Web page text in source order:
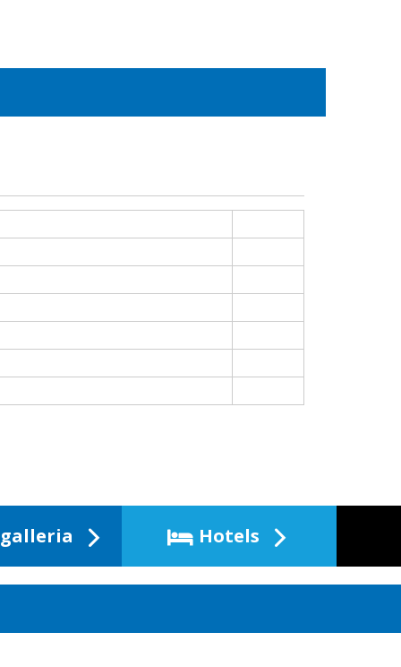
galleria Hotels